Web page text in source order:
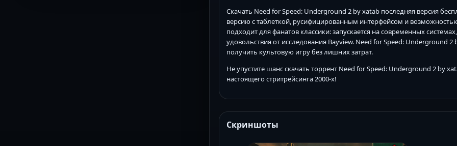
Скачать Need for Speed: Underground 2 by xatab последняя версия
версию с таблеткой, русифицированным интерфейсом и
подходит для фанатов классики: запускается на современных
удовольствия от исследования Bayview. Need for Speed: Underground
получить культовую игру без лишних затрат.
Не упустите шанс скачать торрент Need for Speed: Underground 2 by
настоящего стритрейсинга 2000-х!
Скриншоты